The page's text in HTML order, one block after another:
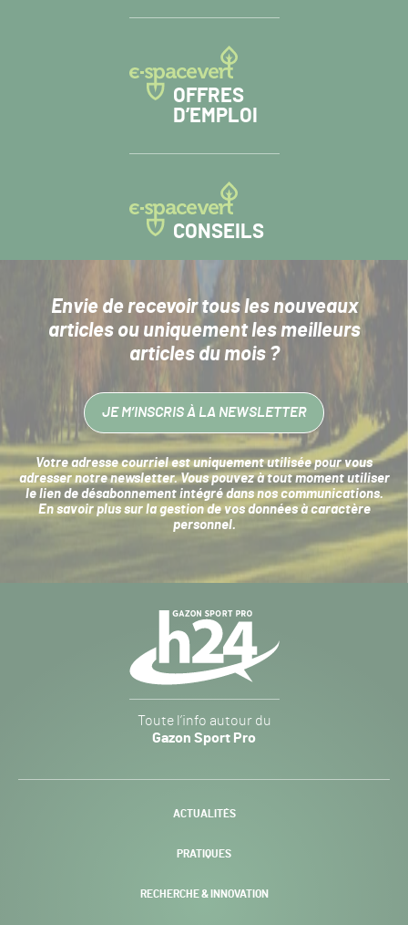
OFFRES
D’EMPLOI
CONSEILS
Envie de recevoir tous les nouveaux
articlesou uniquement les meilleurs
articles du mois ?
JE M’INSCRIS À LA NEWSLETTER
Votre adresse courriel est uniquement utilisée pour vous
adresser notre newsletter. Vous pouvez à tout moment utiliser
le lien de désabonnement intégré dans nos communications.
En savoir plus sur la gestion de vos données à caractère
personnel.
Sport
Pro
-
Toute l’info autour du
Gazon Sport Pro
ACTUALITÉS
PRATIQUES
RECHERCHE & INNOVATION